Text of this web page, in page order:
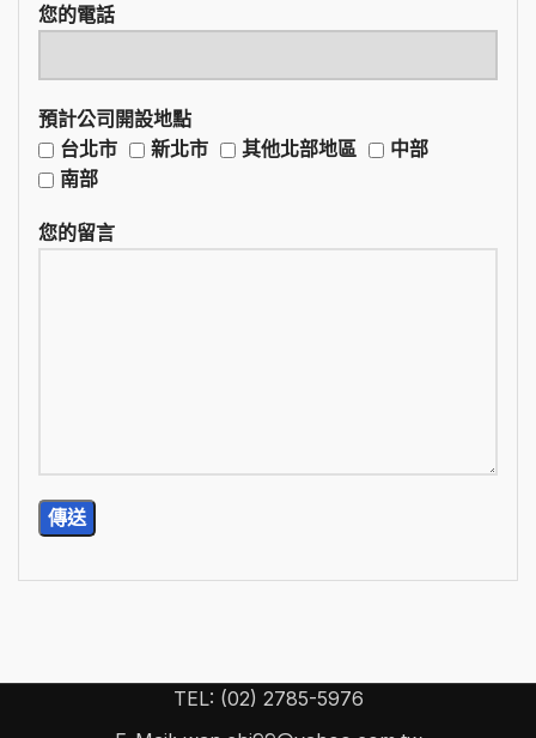
您的電話
預計公司開設地點
台北市
新北市 其他北部地區
中部
南部
您的留言
TEL: (02) 2785-5976